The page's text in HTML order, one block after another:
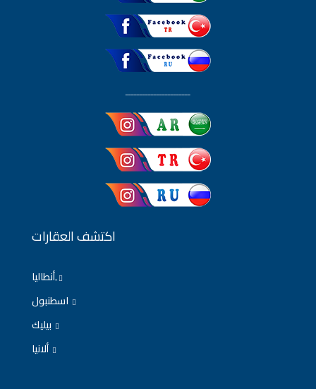
ـــــــــــــــــــــــ
اكتشف العقارات
ِأنطاليا
اسطنبول
بيليك
ألانيا